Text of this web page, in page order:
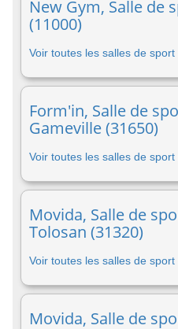
New Gym, Salle de
(11000)
Voir toutes les salles de
Form'in, Salle de
Gameville (31650)
Voir toutes les salles de
Movida, Salle de
Tolosan (31320)
Voir toutes les salles de
Movida, Salle de